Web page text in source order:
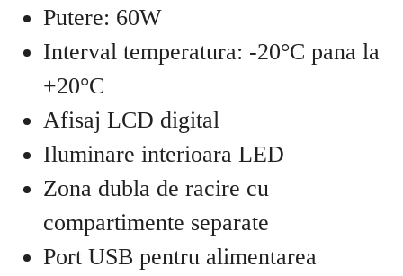
Putere: 60W
Interval temperatura: -20°C pana la
+20°C
Afisaj LCD digital
Iluminare interioara LED
Zona dubla de racire cu
compartimente separate
Port USB pentru alimentarea